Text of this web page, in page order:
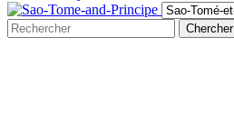
Chercher